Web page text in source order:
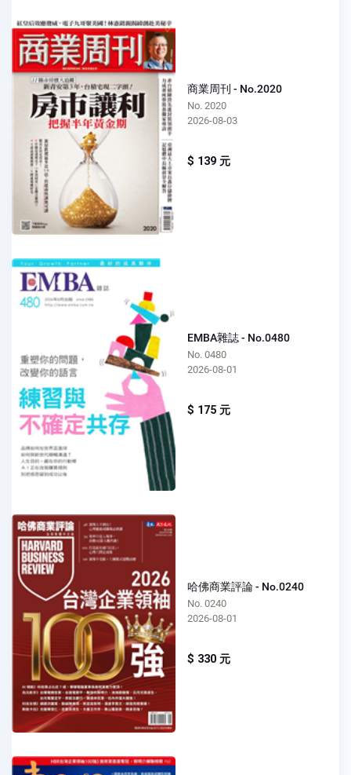
商業周刊 - No.2020
No. 2020
2026-08-03
$ 139 元
EMBA雜誌 - No.0480
No. 0480
2026-08-01
$ 175 元
哈佛商業評論 - No.0240
No. 0240
2026-08-01
$ 330 元